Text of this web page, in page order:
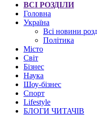
ВСІ РОЗДІЛИ
Головна
Україна
Всі новини
Політика
Місто
Світ
Бізнес
Наука
Шоу-бізнес
Спорт
Lifestyle
БЛОГИ ЧИТАЧІВ